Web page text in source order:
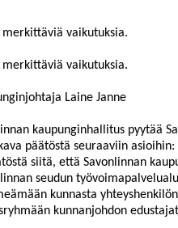
merkittäviä vaikutuksia.
merkittäviä vaikutuksia.
Laine Janne
kaupunginhallitus pyytää
päätöstä seuraaviin asioihin:
siitä, että Savonlinnan
seudun
kunnasta
kunnanjohdon